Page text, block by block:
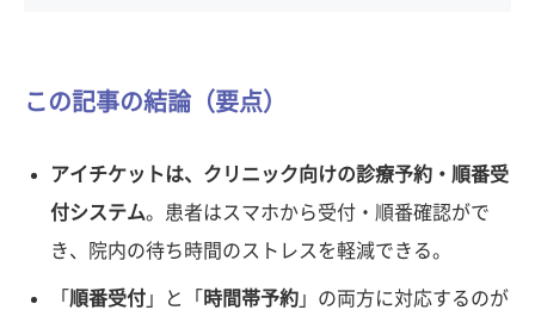
この記事の結論（要点）
アイチケットは、クリニック向けの診療予約・順番受
付システム。患者はスマホから受付・順番確認がで
き、院内の待ち時間のストレスを軽減できる。
「 順番受付 」と「 時間帯予約 」の両方に対応するのが